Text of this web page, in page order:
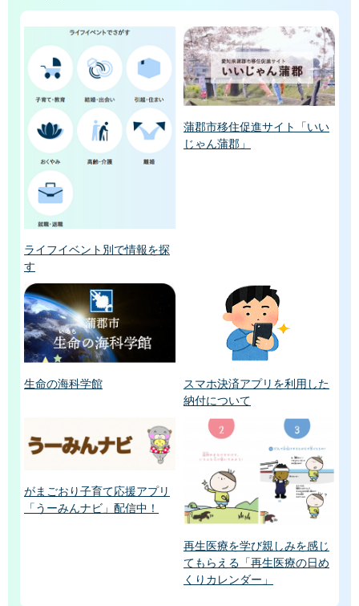
ライフイベント別で情報を探
す
蒲郡市移住促進サイト「いい
じゃん蒲郡」
生命の海科学館
スマホ決済アプリを利用した
納付について
がまごおり子育て応援アプリ
「うーみんナビ」配信中！
再生医療を学び親しみを感じ
てもらえる「再生医療の日め
くりカレンダー」